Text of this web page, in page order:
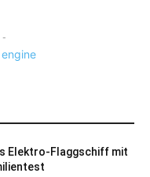
-
Elektro-Flaggschiff mit